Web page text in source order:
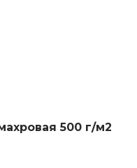
500 г/м2